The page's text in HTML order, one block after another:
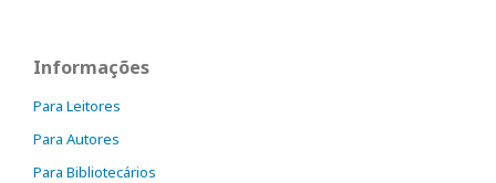
Informações
Para Leitores
Para Autores
Para Bibliotecários